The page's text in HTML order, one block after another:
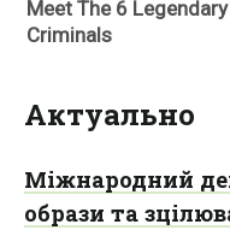
Актуально
Міжнародний
образи та